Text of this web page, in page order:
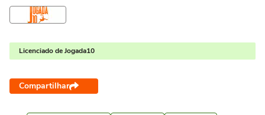
Licenciado de Jogada10
Compartilhar